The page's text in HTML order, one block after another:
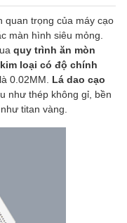
quan trọng của máy cạo
màn hình siêu mỏng.
quy trình ăn mòn
loại có độ chính
0.02MM. Lá dao cạo
như thép không gỉ, bền
titan vàng.